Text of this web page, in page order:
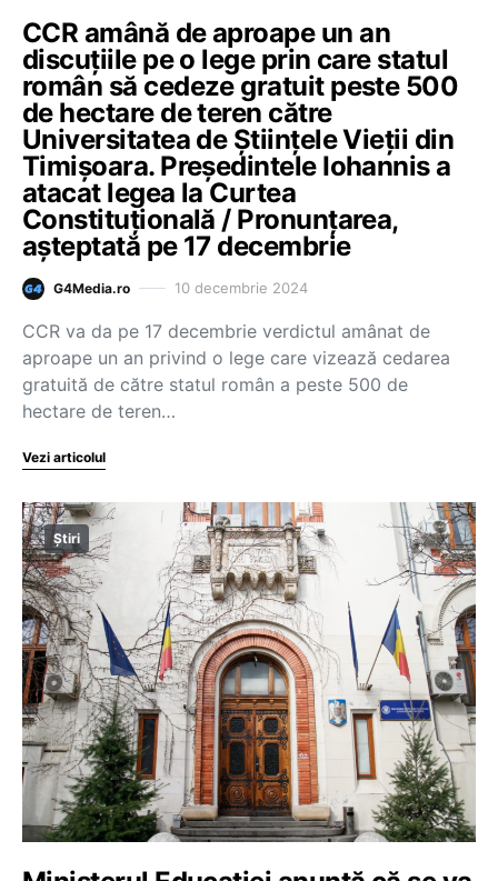
CCR amână de aproape un an
discuțiile pe o lege prin care statul
român să cedeze gratuit peste 500
de hectare de teren către
Universitatea de Științele Vieții din
Timișoara. Președintele Iohannis a
atacat legea la Curtea
Constituțională / Pronunțarea,
așteptată pe 17 decembrie
G4Media.ro 10 decembrie 2024
CCR va da pe 17 decembrie verdictul amânat de
aproape un an privind o lege care vizează cedarea
gratuită de către statul român a peste 500 de
hectare de teren…
Vezi articolul
Știri